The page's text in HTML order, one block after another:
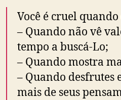
Você é cruel quando
– Quando não vê
tempo a buscá-Lo;
– Quando mostra
– Quando desfrutes
mais de seus